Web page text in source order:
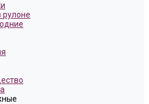
рулоне